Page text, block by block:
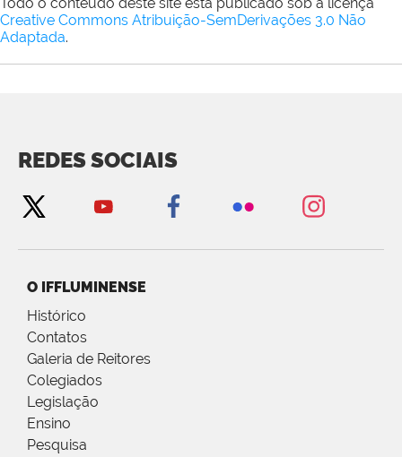
Creative Commons Atribuição-SemDerivações 3.0 Não
Adaptada.
REDES SOCIAIS
O IFFLUMINENSE
Histórico
Contatos
Galeria de Reitores
Colegiados
Legislação
Ensino
Pesquisa